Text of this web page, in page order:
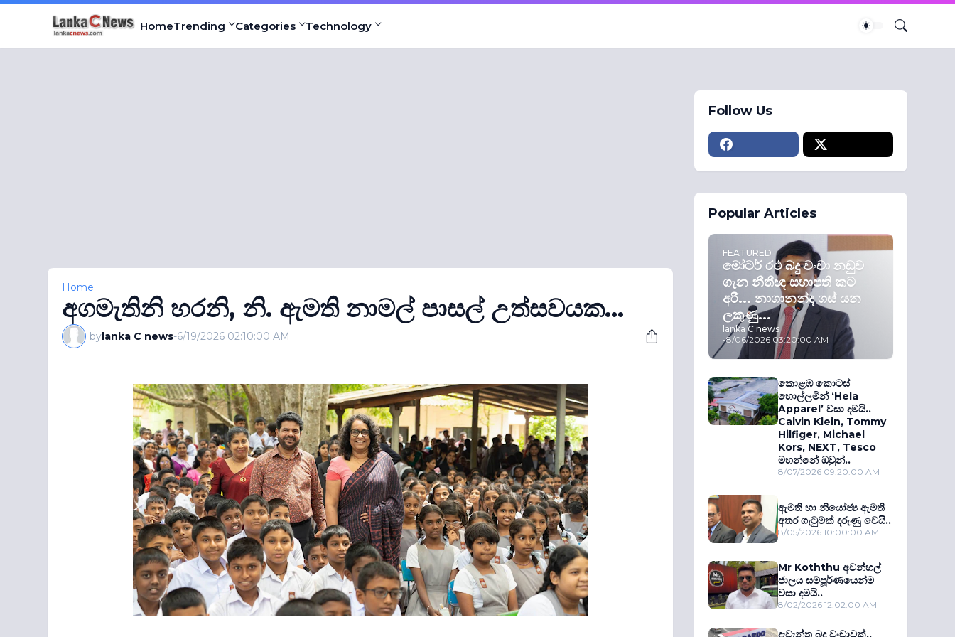
HomeTrending Categories Technology
Home
අගමැතිනි හරනි, නි. ඇමති නාමල් පාසල් උත්සවයක...
bylanka C news-6/19/2026 02:10:00 AM
Follow Us
Popular Articles
FEATURED
මෝටර් රථ බදු වංචා නඩුව
ගැන නීතීඥ සභාපති කට
අරී... නාගානන්ද ගස් යන
ලකුණු...
lanka C news
-8/06/2026 03:20:00 AM
කොළඹ කොටස්
හොල්ලමින් ‘Hela
Apparel’ වසා දමයි..
Calvin Klein, Tommy
Hilfiger, Michael
Kors, NEXT, Tesco
මහන්නේ ඔවුන්..
8/07/2026 09:20:00 AM
ඇමති හා නියෝජ්‍ය ඇමති
අතර ගැටුමක් දරුණු වෙයි..
8/05/2026 10:00:00 AM
Mr Koththu අවන්හල්
ජාලය සම්පූර්ණයෙන්ම
වසා දමයි..
8/02/2026 12:02:00 AM
දැවැන්ත බදු වංචාවක්..